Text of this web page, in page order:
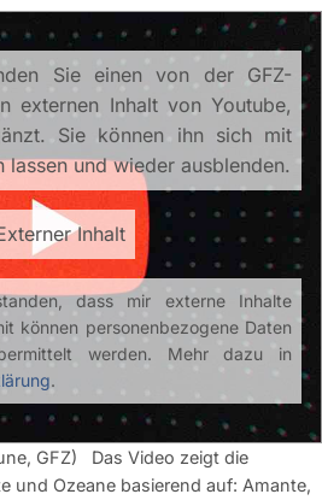
Sie einen von der GFZ-
externen Inhalt von Youtube,
Sie können ihn sich mit
lassen und wieder ausblenden.
Inhalt
dass mir externe Inhalte
können personenbezogene Daten
werden. Mehr dazu in
.
GFZ) Das Video zeigt die
und Ozeane basierend auf: Amante,